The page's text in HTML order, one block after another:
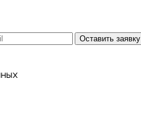
Оставить заявку